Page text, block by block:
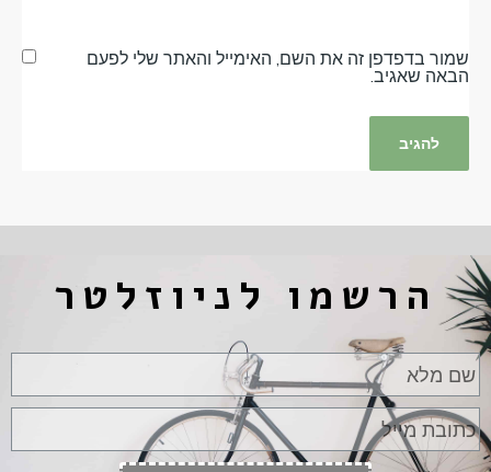
שמור בדפדפן זה את השם, האימייל והאתר שלי לפעם
הבאה שאגיב.
הרשמו לניוזלטר